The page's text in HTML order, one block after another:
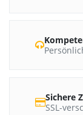
Sichere
SSL-